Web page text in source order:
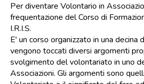
Per diventare Volontario in
frequentazione del Corso di
I.R.I.S.
E' un corso organizzato in una decina
vengono toccati diversi argomenti
svolgimento del volontariato in uno
Associazioni. Gli argomenti sono